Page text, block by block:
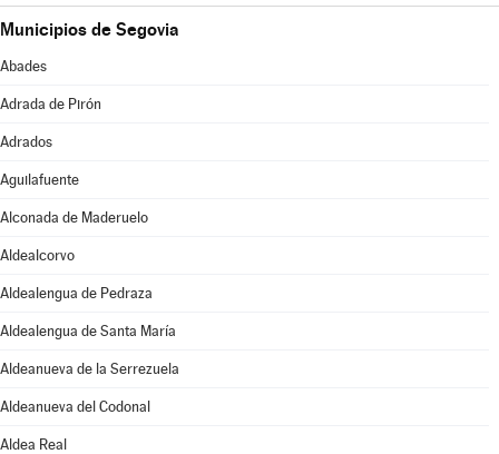
Municipios de Segovia
Abades
Adrada de Pirón
Adrados
Aguilafuente
Alconada de Maderuelo
Aldealcorvo
Aldealengua de Pedraza
Aldealengua de Santa María
Aldeanueva de la Serrezuela
Aldeanueva del Codonal
Aldea Real